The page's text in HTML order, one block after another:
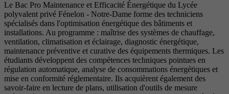
Le Bac Pro Maintenance et Efficacité Énergétique du Lycée
polyvalent privé Fénelon - Notre-Dame forme des techniciens
spécialisés dans l'optimisation énergétique des bâtiments et
installations. Au programme : maîtrise des systèmes de chauffage,
ventilation, climatisation et éclairage, diagnostic énergétique,
maintenance préventive et curative des équipements thermiques. Les
étudiants développent des compétences techniques pointues en
régulation automatique, analyse de consommations énergétiques et
mise en conformité réglementaire. Ils acquièrent également des
savoir-faire en lecture de plans, utilisation d'outils de mesure